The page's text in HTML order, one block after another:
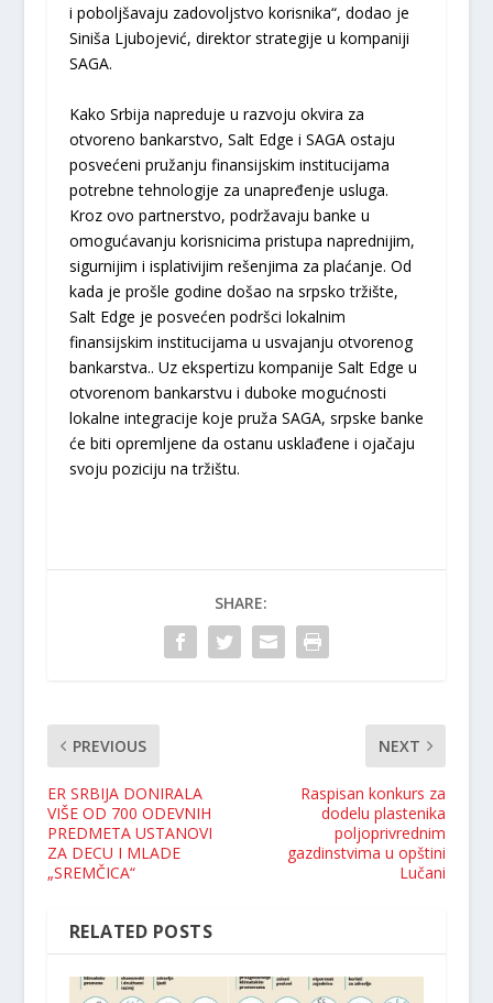
i poboljšavaju zadovoljstvo korisnika“, dodao je
Siniša Ljubojević, direktor strategije u kompaniji
SAGA.
Kako Srbija napreduje u razvoju okvira za
otvoreno bankarstvo, Salt Edge i SAGA ostaju
posvećeni pružanju finansijskim institucijama
potrebne tehnologije za unapređenje usluga.
Kroz ovo partnerstvo, podržavaju banke u
omogućavanju korisnicima pristupa naprednijim,
sigurnijim i isplativijim rešenjima za plaćanje. Od
kada je prošle godine došao na srpsko tržište,
Salt Edge je posvećen podršci lokalnim
finansijskim institucijama u usvajanju otvorenog
bankarstva.. Uz ekspertizu kompanije Salt Edge u
otvorenom bankarstvu i duboke mogućnosti
lokalne integracije koje pruža SAGA, srpske banke
će biti opremljene da ostanu usklađene i ojačaju
svoju poziciju na tržištu.
SHARE:
PREVIOUS
ER SRBIJA DONIRALA
VIŠE OD 700 ODEVNIH
PREDMETA USTANOVI
ZA DECU I MLADE
„SREMČICA“
NEXT
Raspisan konkurs za
dodelu plastenika
poljoprivrednim
gazdinstvima u opštini
Lučani
RELATED POSTS